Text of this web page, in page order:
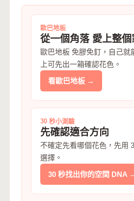
歐巴地板
從一個角落 愛上整個
歐巴地板 免膠免釘，自己就
上可先出一箱確認花色。
看歐巴地板 →
30 秒小測驗
先確認適合方向
不確定先看哪個花色，先用
選擇。
30 秒找出你的空間 DNA